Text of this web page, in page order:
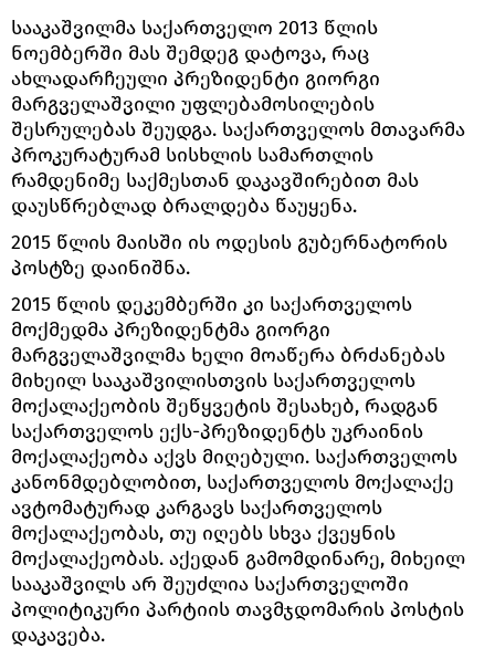
სააკაშვილმა საქართველო 2013 წლის
ნოემბერში მას შემდეგ დატოვა, რაც
ახლადარჩეული პრეზიდენტი გიორგი
მარგველაშვილი უფლებამოსილების
შესრულებას შეუდგა. საქართველოს მთავარმა
პროკურატურამ სისხლის სამართლის
რამდენიმე საქმესთან დაკავშირებით მას
დაუსწრებლად ბრალდება წაუყენა.
2015 წლის მაისში ის ოდესის გუბერნატორის
პოსტზე დაინიშნა.
2015 წლის დეკემბერში კი საქართველოს
მოქმედმა პრეზიდენტმა გიორგი
მარგველაშვილმა ხელი მოაწერა ბრძანებას
მიხეილ სააკაშვილისთვის საქართველოს
მოქალაქეობის შეწყვეტის შესახებ, რადგან
საქართველოს ექს-პრეზიდენტს უკრაინის
მოქალაქეობა აქვს მიღებული. საქართველოს
კანონმდებლობით, საქართველოს მოქალაქე
ავტომატურად კარგავს საქართველოს
მოქალაქეობას, თუ იღებს სხვა ქვეყნის
მოქალაქეობას. აქედან გამომდინარე, მიხეილ
სააკაშვილს არ შეუძლია საქართველოში
პოლიტიკური პარტიის თავმჯდომარის პოსტის
დაკავება.